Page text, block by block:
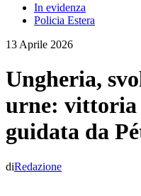
In evidenza
Policia Estera
13 Aprile 2026
Ungheria,
urne: vittoria
guidata da
diRedazione